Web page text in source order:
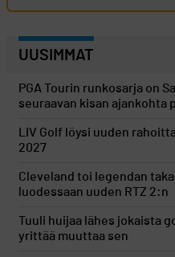
UUSIMMAT
PGA Tourin runkosarja on
seuraavan kisan ajankohta
LIV Golf löysi uuden
2027
Cleveland toi legendan
luodessaan uuden RTZ 2:n
Tuuli huijaa lähes jokaista
yrittää muuttaa sen